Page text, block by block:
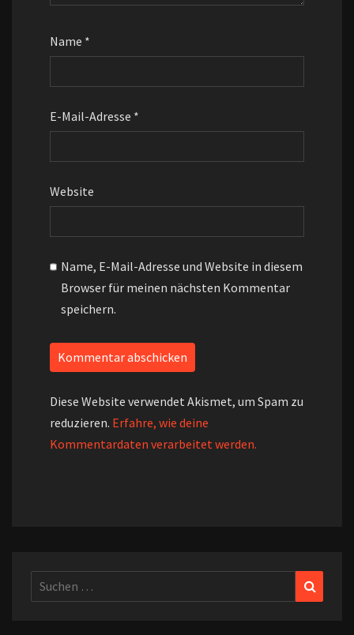
Name *
E-Mail-Adresse *
Website
Name, E-Mail-Adresse und Website in diesem
Browser für meinen nächsten Kommentar
speichern.
Diese Website verwendet Akismet, um Spam zu
reduzieren. Erfahre, wie deine
Kommentardaten verarbeitet werden.
Suchen
nach: